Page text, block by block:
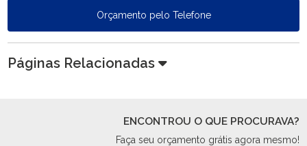
Orçamento pelo Telefone
Páginas Relacionadas
ENCONTROU O QUE PROCURAVA?
Faça seu orçamento grátis agora mesmo!